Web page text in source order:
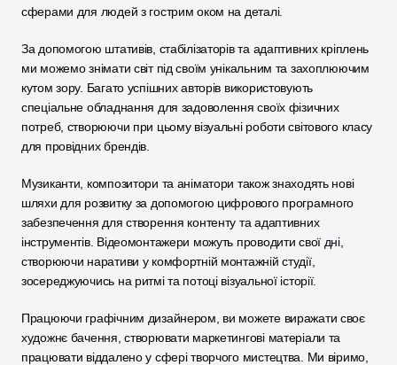
сферами для людей з гострим оком на деталі.
За допомогою штативів, стабілізаторів та адаптивних кріплень
ми можемо знімати світ під своїм унікальним та захоплюючим
кутом зору. Багато успішних авторів використовують
спеціальне обладнання для задоволення своїх фізичних
потреб, створюючи при цьому візуальні роботи світового класу
для провідних брендів.
Музиканти, композитори та аніматори також знаходять нові
шляхи для розвитку за допомогою цифрового програмного
забезпечення для створення контенту та адаптивних
інструментів. Відеомонтажери можуть проводити свої дні,
створюючи наративи у комфортній монтажній студії,
зосереджуючись на ритмі та потоці візуальної історії.
Працюючи графічним дизайнером, ви можете виражати своє
художнє бачення, створювати маркетингові матеріали та
працювати віддалено у сфері творчого мистецтва. Ми віримо,